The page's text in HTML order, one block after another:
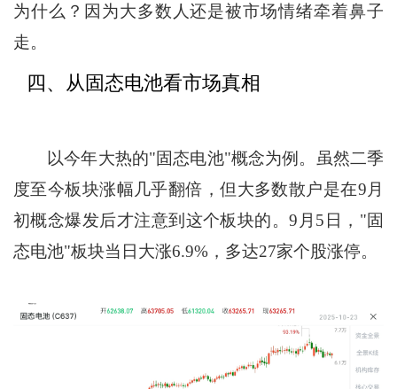
为什么？因为大多数人还是被市场情绪牵着鼻子
走。
四、从固态电池看市场真相
以今年大热的"固态电池"概念为例。虽然二季
度至今板块涨幅几乎翻倍，但大多数散户是在9月
初概念爆发后才注意到这个板块的。9月5日，"固
态电池"板块当日大涨6.9%，多达27家个股涨停。